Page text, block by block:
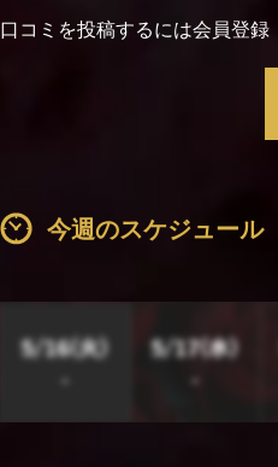
口コミを投稿するには会員登録
今週のスケジュール